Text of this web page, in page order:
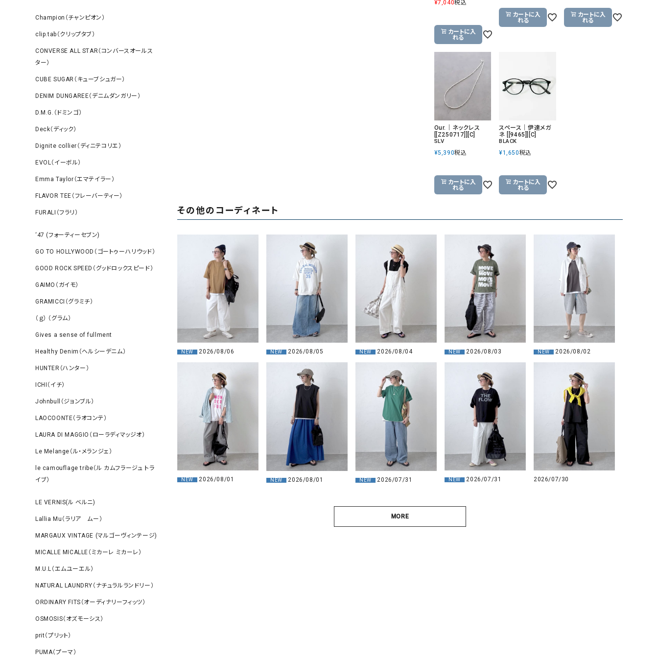
Champion（チャンピオン）
clip.tab（クリップタブ）
CONVERSE ALL STAR（コンバースオールス
ター）
CUBE SUGAR（キューブシュガー）
DENIM DUNGAREE（デニムダンガリー）
D.M.G.（ドミンゴ）
Deck（ディック）
Dignite collier（ディニテコリエ）
EVOL（イーボル）
Emma Taylor（エマテイラー）
FLAVOR TEE（フレーバーティー）
FURALI（フラリ）
‘47 (フォーティーセブン)
GO TO HOLLYWOOD（ゴートゥーハリウッド）
GOOD ROCK SPEED（グッドロックスピード）
GAIMO（ガイモ）
GRAMICCI（グラミチ）
（ｇ） （グラム）
Gives a sense of fullment
Healthy Denim（ヘルシーデニム）
HUNTER（ハンター）
ICHI（イチ）
Johnbull（ジョンブル）
LAOCOONTE（ラオコンテ）
LAURA DI MAGGIO（ローラディマッジオ）
Le Melange（ル・メランジェ）
le camouflage tribe（ル カムフラージュ トラ
イブ）
LE VERNIS(ル ベルニ)
Lallia Mu（ラリア ムー）
MARGAUX VINTAGE (マルゴーヴィンテージ)
MICALLE MICALLE（ミカーレ ミカーレ）
M.U.L（エムユーエル）
NATURAL LAUNDRY（ナチュラルランドリー）
ORDINARY FITS（オーディナリーフィッツ）
OSMOSIS（オズモーシス）
prit（プリット）
PUMA（プーマ）
¥7,040税込
カートに入
れる
カートに入
れる
カートに入
れる
Our.｜ネックレス
[[Z250717]][C]
SLV
¥5,390税込
カートに入
れる
スペース｜伊達メガ
ネ [[9465]][C]
BLACK
¥1,650税込
カートに入
れる
その他のコーディネート
NEW 2026/08/06 NEW 2026/08/05 NEW 2026/08/04 NEW 2026/08/03 NEW 2026/08/02
NEW 2026/08/01 NEW 2026/08/01 NEW 2026/07/31 NEW 2026/07/31 2026/07/30
MORE